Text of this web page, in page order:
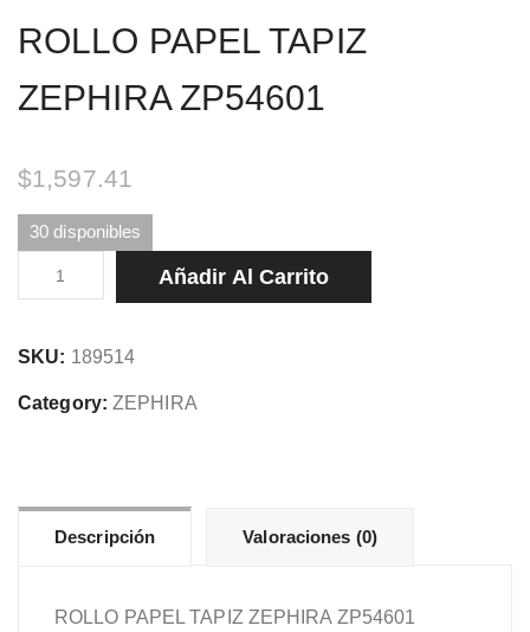
ROLLO PAPEL TAPIZ
ZEPHIRA ZP54601
$1,597.41
30 disponibles
ROLLO
PAPEL
ZEPHIRA
ZP54601
Añadir Al Carrito
SKU: 189514
Category: ZEPHIRA
Descripción Valoraciones (0)
ROLLO PAPEL TAPIZ ZEPHIRA ZP54601